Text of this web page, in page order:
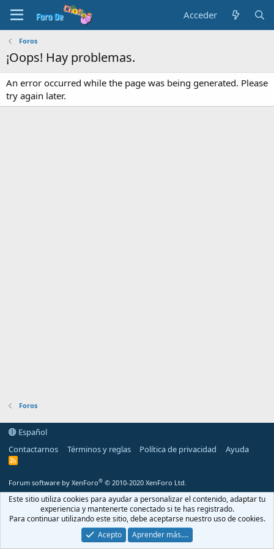
Acceder
Foros
¡Oops! Hay problemas.
An error occurred while the page was being generated. Please
try again later.
Foros
Español
Contactarnos
Términos y reglas Política de privacidad Ayuda
R
Forum software by XenForo® © 2010-2020 XenForo Ltd.
Este sitio utiliza cookies para ayudar a personalizar el contenido, adaptar tu
experiencia y mantenerte conectado si te has registrado.
Para continuar utilizando este sitio, debe aceptarse nuestro uso de cookies.
Acepto
Aprender más.…